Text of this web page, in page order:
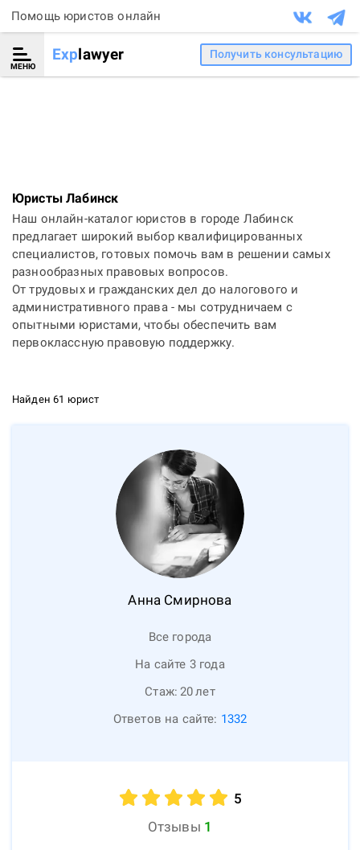
Помощь юристов онлайн
МЕНЮ
Explawyer Получить консультацию
Юристы Лабинск
Наш онлайн-каталог юристов в городе Лабинск
предлагает широкий выбор квалифицированных
специалистов, готовых помочь вам в решении самых
разнообразных правовых вопросов.
От трудовых и гражданских дел до налогового и
административного права - мы сотрудничаем с
опытными юристами, чтобы обеспечить вам
первоклассную правовую поддержку.
Найден 61 юрист
Анна Смирнова
Все города
На сайте 3 года
Стаж: 20лет
Ответов на сайте: 1332
5
Отзывы 1